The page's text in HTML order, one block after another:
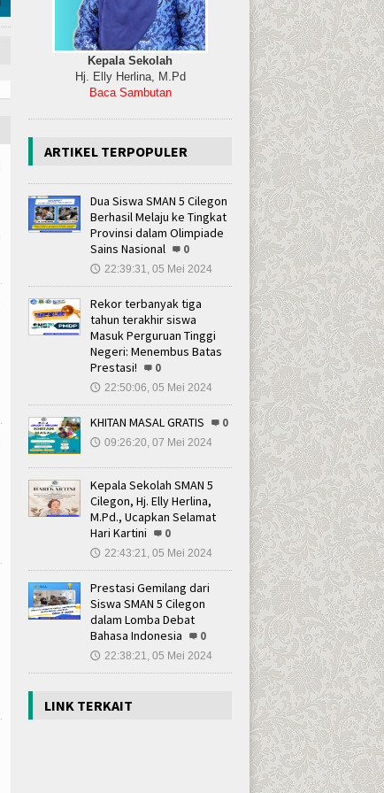
Kepala Sekolah
Hj. Elly Herlina, M.Pd
Baca Sambutan
ARTIKEL TERPOPULER
Dua Siswa SMAN 5 Cilegon
Berhasil Melaju ke Tingkat
Provinsi dalam Olimpiade
Sains Nasional
0
🕔 22:39:31, 05 Mei 2024
Rekor terbanyak tiga
tahun terakhir siswa
Masuk Perguruan Tinggi
Negeri: Menembus Batas
Prestasi!
0
🕔 22:50:06, 05 Mei 2024
KHITAN MASAL GRATIS 0
🕔 09:26:20, 07 Mei 2024
Kepala Sekolah SMAN 5
Cilegon, Hj. Elly Herlina,
M.Pd., Ucapkan Selamat
Hari Kartini
0
🕔 22:43:21, 05 Mei 2024
Prestasi Gemilang dari
Siswa SMAN 5 Cilegon
dalam Lomba Debat
Bahasa Indonesia
0
🕔 22:38:21, 05 Mei 2024
LINK TERKAIT